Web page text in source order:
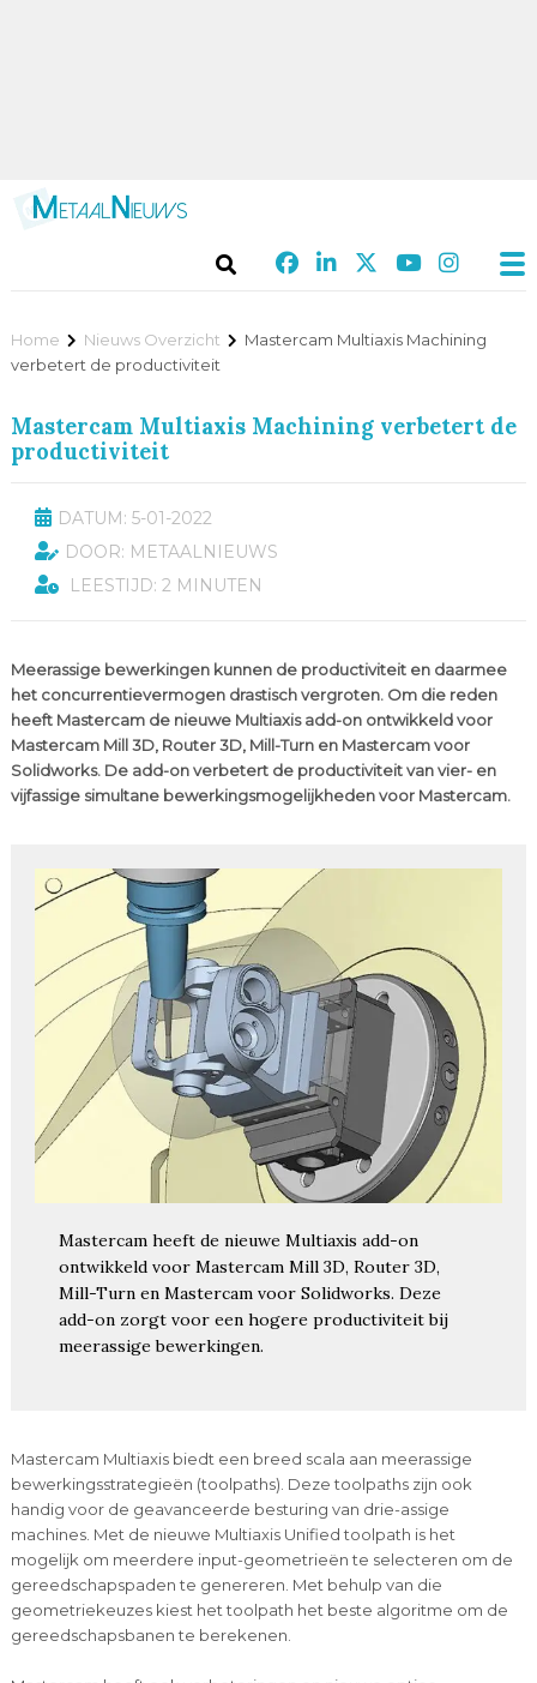
Home Nieuws Overzicht
Mastercam Multiaxis Machining
verbetert de productiviteit
Mastercam Multiaxis Machining verbetert de
productiviteit
DATUM: 5-01-2022
DOOR: METAALNIEUWS
LEESTIJD: 2 MINUTEN
Meerassige bewerkingen kunnen de productiviteit en daarmee
het concurrentievermogen drastisch vergroten. Om die reden
heeft Mastercam de nieuwe Multiaxis add-on ontwikkeld voor
Mastercam Mill 3D, Router 3D, Mill-Turn en Mastercam voor
Solidworks. De add-on verbetert de productiviteit van vier- en
vijfassige simultane bewerkingsmogelijkheden voor Mastercam.
Mastercam heeft de nieuwe Multiaxis add-on
ontwikkeld voor Mastercam Mill 3D, Router 3D,
Mill-Turn en Mastercam voor Solidworks. Deze
add-on zorgt voor een hogere productiviteit bij
meerassige bewerkingen.
Mastercam Multiaxis biedt een breed scala aan meerassige
bewerkingsstrategieën (toolpaths). Deze toolpaths zijn ook
handig voor de geavanceerde besturing van drie-assige
machines. Met de nieuwe Multiaxis Unified toolpath is het
mogelijk om meerdere input-geometrieën te selecteren om de
gereedschapspaden te genereren. Met behulp van die
geometriekeuzes kiest het toolpath het beste algoritme om de
gereedschapsbanen te berekenen.